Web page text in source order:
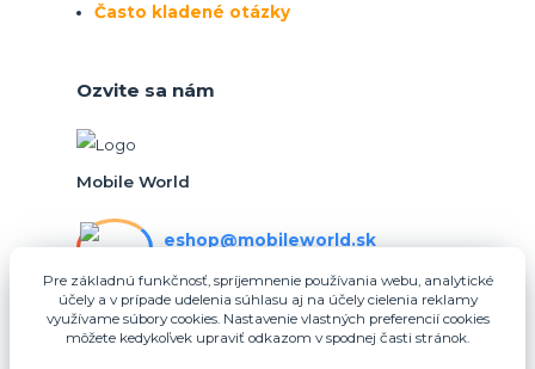
Často kladené otázky
Ozvite sa nám
Mobile World
eshop@mobileworld.sk
eshop@mobileworld.sk
Pre základnú funkčnosť, spríjemnenie používania webu, analytické
účely a v prípade udelenia súhlasu aj na účely cielenia reklamy
využívame súbory cookies. Nastavenie vlastných preferencií cookies
môžete kedykoľvek upraviť odkazom v spodnej časti stránok.